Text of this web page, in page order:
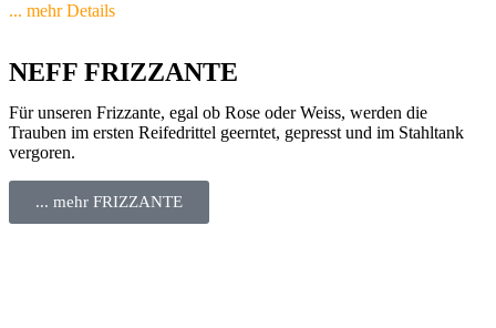
... mehr Details
NEFF FRIZZANTE
Für unseren Frizzante, egal ob Rose oder Weiss, werden die
Trauben im ersten Reifedrittel geerntet, gepresst und im Stahltank
vergoren.
... mehr FRIZZANTE